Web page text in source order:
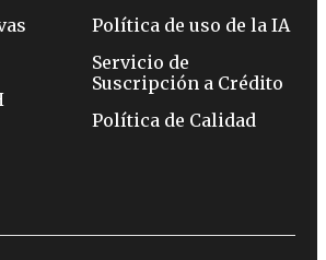
Política de uso de la IA
Servicio de
Suscripción a Crédito
Política de Calidad